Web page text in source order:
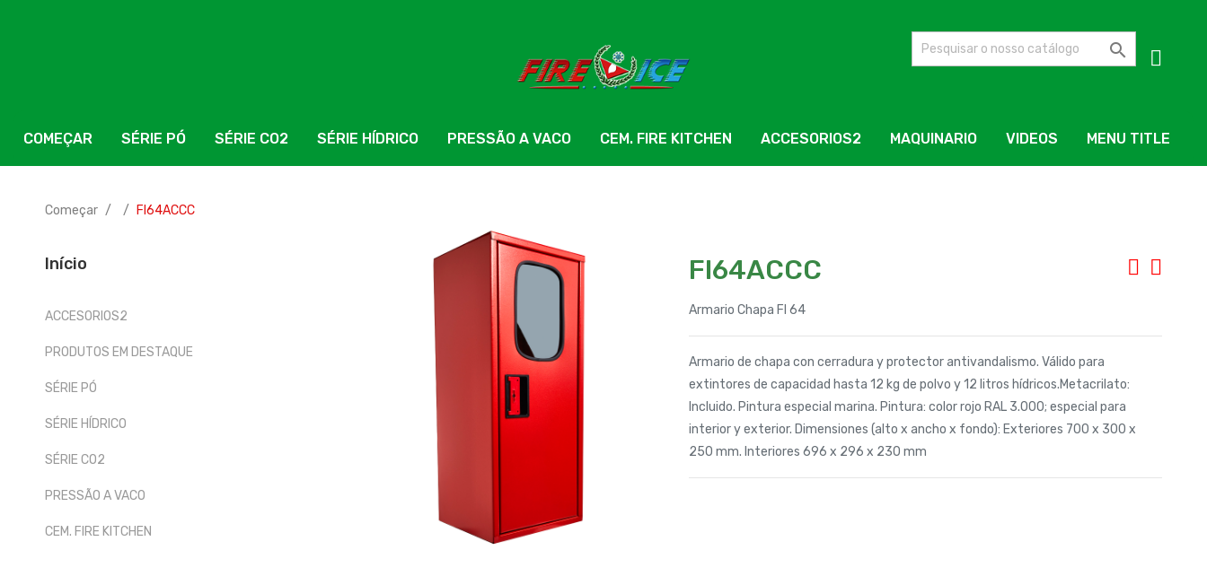

COMEÇAR SÉRIE PÓ SÉRIE CO2 SÉRIE HÍDRICO PRESSÃO A VACO CEM. FIRE KITCHEN ACCESORIOS2 MAQUINARIO VIDEOS MENU TITLE
Começar FI64ACCC
Início
ACCESORIOS2
PRODUTOS EM DESTAQUE
SÉRIE PÓ
SÉRIE HÍDRICO
SÉRIE CO2
PRESSÃO A VACO
CEM. FIRE KITCHEN
FI64ACCC
Armario Chapa FI 64
Armario de chapa con cerradura y protector antivandalismo. Válido para
extintores de capacidad hasta 12 kg de polvo y 12 litros hídricos.Metacrilato:
Incluido. Pintura especial marina. Pintura: color rojo RAL 3.000; especial para
interior y exterior. Dimensiones (alto x ancho x fondo): Exteriores 700 x 300 x
250 mm. Interiores 696 x 296 x 230 mm